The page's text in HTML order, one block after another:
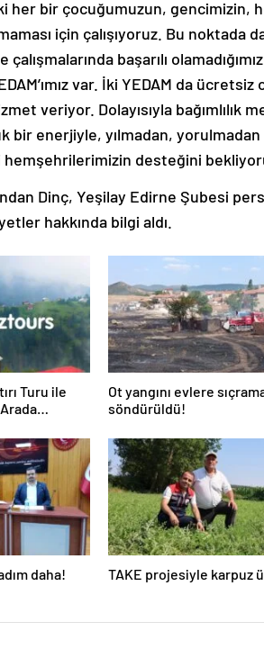
her bir çocuğumuzun, gencimizin,
için çalışıyoruz. Bu noktada
başarılı
var. İki YEDAM da
veriyor. Dolayısıyla bağımlılık
bir enerjiyle, yılmadan,
desteğini
Dinç, Yeşilay Edirne Şubesi
hakkında bilgi aldı.
Turu ile
Ot yangını evlere
söndürüldü!
daha! TAKE projesiyle karpuz